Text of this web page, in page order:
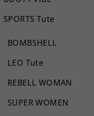
SPORTS Tute
BOMBSHELL
LEO Tute
REBELL WOMAN
SUPER WOMEN